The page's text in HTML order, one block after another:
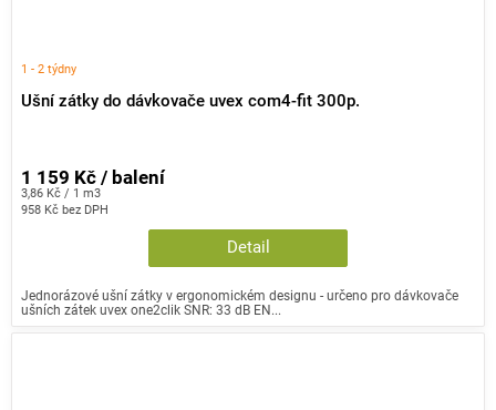
Ušní zátky do dávkovače uvex com4-fit 300p.
1 - 2 týdny
958 Kč bez DPH
1 159 Kč / balení
Měrná
cena:
3,86 Kč / 1 m3
Detail
Jednorázové ušní zátky v ergonomickém designu - určeno pro dávkovače
ušních zátek uvex one2clik SNR: 33 dB EN...